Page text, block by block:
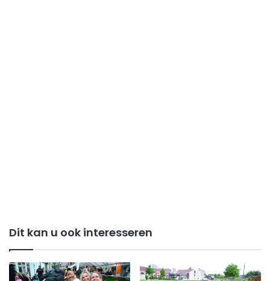
Dit kan u ook interesseren